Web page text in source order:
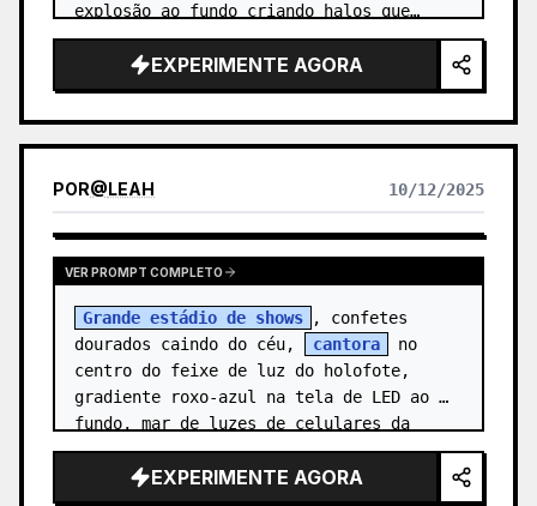
explosão ao fundo criando halos que…
EXPERIMENTE AGORA
POR@LEAH 10/12/2025
VER PROMPT COMPLETO
Grande estádio de shows
, confetes
dourados caindo do céu,
cantora
no
centro do feixe de luz do holofote,
gradiente roxo-azul na tela de LED ao
fundo, mar de luzes de celulares da
plateia cria…
EXPERIMENTE AGORA